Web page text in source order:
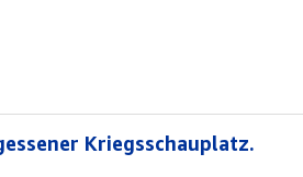
Kriegsschauplatz.